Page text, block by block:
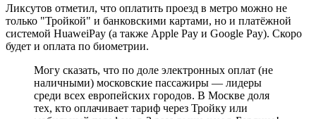
Ликсутов отметил, что оплатить проезд в метро можно не
только "Тройкой" и банковскими картами, но и платёжной
системой HuaweiPay (а также Apple Pay и Google Pay). Скоро
будет и оплата по биометрии.
Могу сказать, что по доле электронных оплат (не
наличными) московские пассажиры — лидеры
среди всех европейских городов. В Москве доля
тех, кто оплачивает тариф через Тройку или